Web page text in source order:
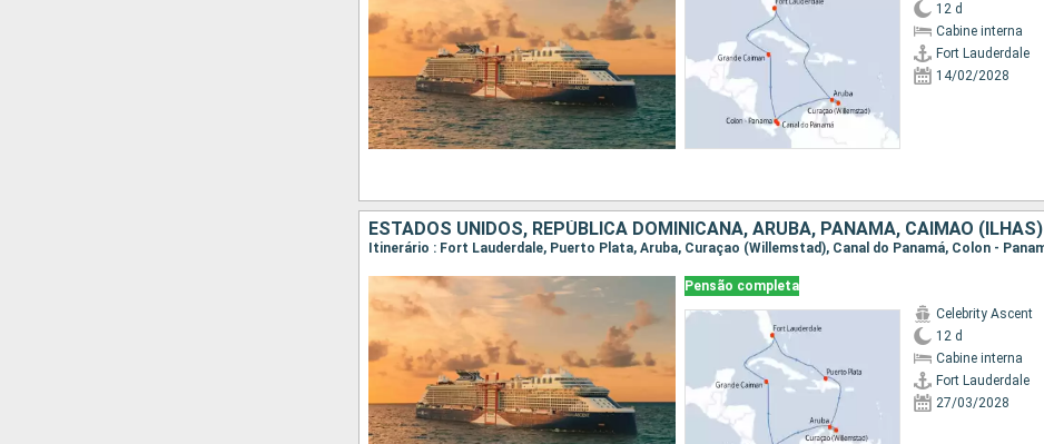
12 d
Cabine interna
Fort Lauderdale
14/02/2028
ESTADOS UNIDOS, REPÚBLICA DOMINICANA, ARUBA, PANAMA, CAIMÃO (ILHAS)
Pensão completa
Celebrity Ascent
12 d
Cabine interna
Fort Lauderdale
27/03/2028